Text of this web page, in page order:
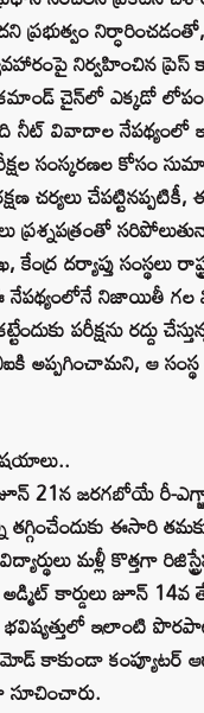
నిర్వహించిన
చైన్‌లో ఎక్కడో
వివాదాల నేపథ్యంలో
సంస్కరణల కోసం
చర్యలు
ప్రశ్నపత్రంతో
దర్యాప్తు
నిజాయితీ గల
పరీక్షను రద్దు
అప్పగించామని, ఆ సంస్థ
21న జరగబోయే రీ-
ఈసారి
మళ్లీ కొత్తగా
కార్డులు జూన్
ఇలాంటి
మోడ్ కాకుండా
సూచించారు.